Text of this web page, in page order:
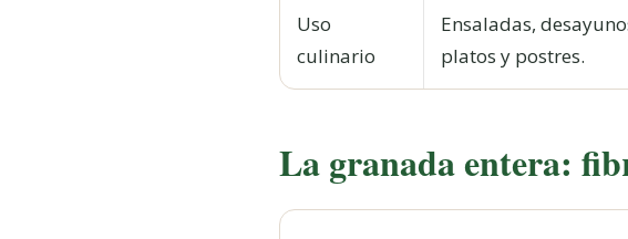
Uso
culinario
Ensaladas,
platos y postres.
La granada entera: